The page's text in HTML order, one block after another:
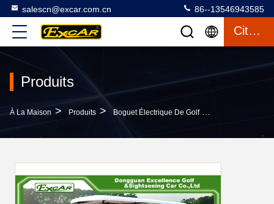
salescn@excar.com.cn 86--13546943585
Citation
Produits
À La Maison > Produits > Boguet Électrique De Golf >